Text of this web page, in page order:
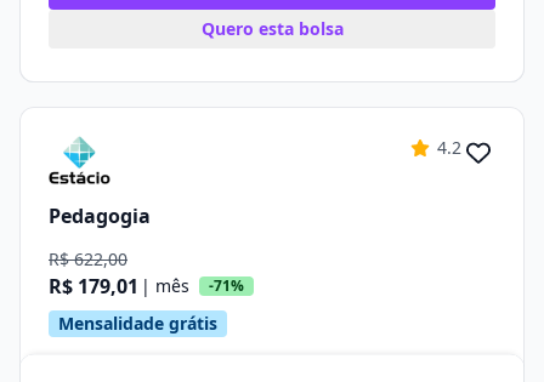
Quero esta bolsa
4.2
Pedagogia
R$ 622,00
R$ 179,01 | mês -71%
Mensalidade grátis